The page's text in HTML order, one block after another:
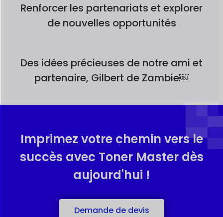
Renforcer les partenariats et explorer
de nouvelles opportunités
Des idées précieuses de notre ami et
partenaire, Gilbert de Zambie￼
Imprimez votre chemin vers le
succès avec Toner Master dès
aujourd'hui !
Demande de devis